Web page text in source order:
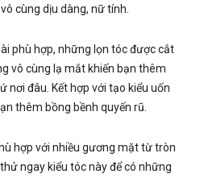
cùng dịu dàng, nữ tính.
phù hợp, những lọn tóc được cắt
vô cùng lạ mắt khiến bạn thêm
nơi đâu. Kết hợp với tạo kiểu uốn
thêm bồng bềnh quyến rũ.
hợp với nhiều gương mặt từ tròn
ngay kiểu tóc này để có những